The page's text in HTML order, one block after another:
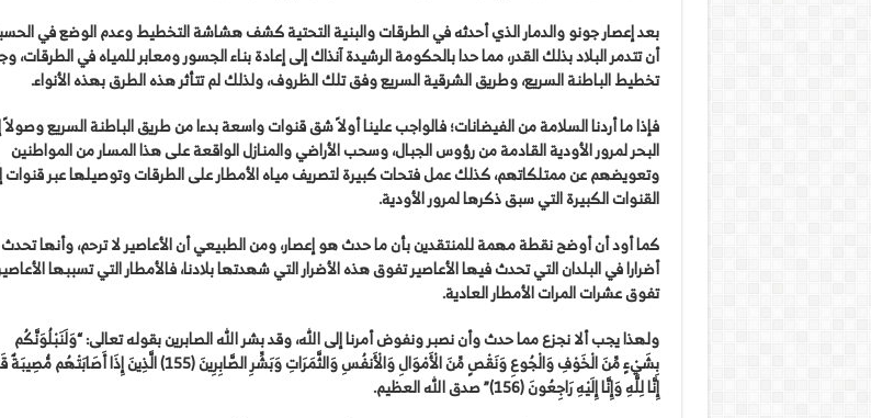
بعد إعصار جونو والدمار الذي أحدثه في الطرقات والبنية التحتية كشف هشاشة التخطيط وعدم الوضع في
أن تتدمر البلاد بذلك القدر، مما حدا بالحكومة الرشيدة آنذاك إلى إعادة بناء الجسور ومعابر للمياه في الطرقات،
تخطيط الباطنة السريع، وطريق الشرقية السريع وفق تلك الظروف، ولذلك لم تتأثر هذه الطرق بهذه الأنواء.
فإذا ما أردنا السلامة من الفيضانات؛ فالواجب علينا أولاً شق قنوات واسعة بدءا من طريق الباطنة السريع وصولاً
البحر لمرور الأودية القادمة من رؤوس الجبال، وسحب الأراضي والمنازل الواقعة على هذا المسار من المواطنين
وتعويضهم عن ممتلكاتهم، كذلك عمل فتحات كبيرة لتصريف مياه الأمطار على الطرقات وتوصيلها عبر قنوات
القنوات الكبيرة التي سبق ذكرها لمرور الأودية.
كما أود أن أوضح نقطة مهمة للمنتقدين بأن ما حدث هو إعصار، ومن الطبيعي أن الأعاصير لا ترحم، وأنها تحدث
أضرارا في البلدان التي تحدث فيها الأعاصير تفوق هذه الأضرار التي شهدتها بلادنا، فالأمطار التي تسببها
تفوق عشرات المرات الأمطار العادية.
ولهذا يجب ألا نجزع مما حدث وأن نصبر ونفوض أمرنا إلى الله، وقد بشر الله الصابرين بقوله تعالى: “وَلَنَبْلُوَنَّكُم
بِشَيْءٍ مِّنَ الْخَوْفِ وَالْجُوعِ وَنَقْصٍ مِّنَ الْأَمْوَالِ وَالْأَنفُسِ وَالثَّمَرَاتِ وَبَشِّرِ الصَّابِرِينَ (155) الَّذِينَ إِذَا
إِنَّا لِلَّهِ وَإِنَّا إِلَيْهِ رَاجِعُونَ (156)” صدق الله العظيم.